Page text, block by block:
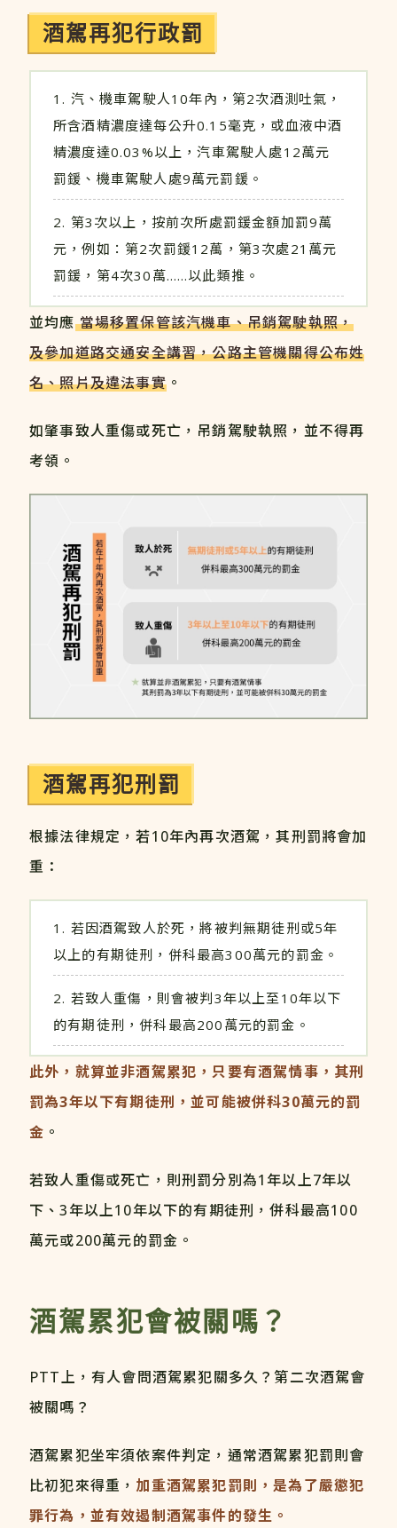
酒駕再犯行政罰
汽、機車駕駛人10年內，第2次酒測吐氣，
所含酒精濃度達每公升0.15毫克，或血液中酒
精濃度達0.03%以上，汽車駕駛人處12萬元
罰鍰、機車駕駛人處9萬元罰鍰。
第3次以上，按前次所處罰鍰金額加罰9萬
元，例如：第2次罰鍰12萬，第3次處21萬元
罰鍰，第4次30萬……以此類推。
並均應 當場移置保管該汽機車、吊銷駕駛執照，
及參加道路交通安全講習，公路主管機關得公布姓
名、照片及違法事實。
如肇事致人重傷或死亡，吊銷駕駛執照，並不得再
考領。
酒駕再犯刑罰
根據法律規定，若10年內再次酒駕，其刑罰將會加
重：
若因酒駕致人於死，將被判無期徒刑或5年
以上的有期徒刑，併科最高300萬元的罰金。
若致人重傷，則會被判3年以上至10年以下
的有期徒刑，併科最高200萬元的罰金。
此外，就算並非酒駕累犯，只要有酒駕情事，其刑
罰為3年以下有期徒刑，並可能被併科30萬元的罰
金 。
若致人重傷或死亡，則刑罰分別為1年以上7年以
下、3年以上10年以下的有期徒刑，併科最高100
萬元或200萬元的罰金。
酒駕累犯會被關嗎？
PTT上，有人會問酒駕累犯關多久？第二次酒駕會
被關嗎？
酒駕累犯坐牢須依案件判定，通常酒駕累犯罰則會
比初犯來得重， 加重酒駕累犯罰則，是為了嚴懲犯
罪行為，並有效遏制酒駕事件的發生。